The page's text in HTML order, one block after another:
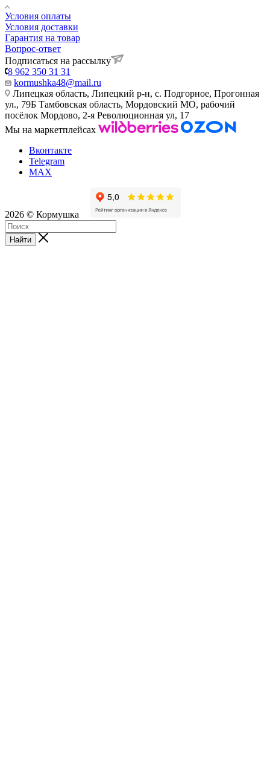
Условия оплаты
Условия доставки
Гарантия на товар
Вопрос-ответ
Подписаться на рассылку
8 962 350 31 31
kormushka48@mail.ru
Липецкая область, Липецкий р-н, с. Подгорное, Прогонная
ул., 79Б Тамбовская область, Мордовский МО, рабочий
посёлок Мордово, 2-я Революционная ул, 17
Мы на маркетплейсах
Вконтакте
Telegram
MAX
2026 © Кормушка
Найти